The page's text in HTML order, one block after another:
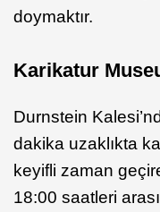
doymaktır.
Karikatur
Durnstein
dakika uzaklıkta
keyifli zaman
18:00 saatleri